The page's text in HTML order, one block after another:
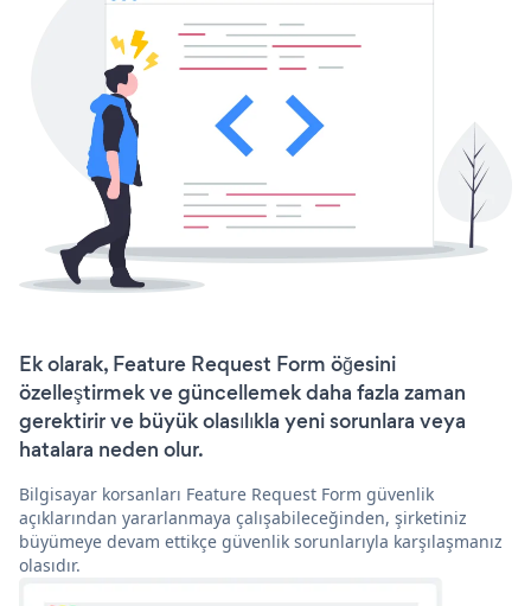
Ek olarak, Feature Request Form öğesini
özelleştirmek ve güncellemek daha fazla zaman
gerektirir ve büyük olasılıkla yeni sorunlara veya
hatalara neden olur.
Bilgisayar korsanları Feature Request Form güvenlik
açıklarından yararlanmaya çalışabileceğinden, şirketiniz
büyümeye devam ettikçe güvenlik sorunlarıyla karşılaşmanız
olasıdır.